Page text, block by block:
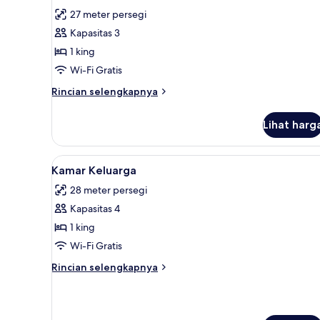
Kamar,
Tempat
Tidur
King,
akses
(Mobility
&
Hearing)
ulasan)
27 meter persegi
Kapasitas 3
1 king
Wi-Fi Gratis
Rincian selengkapnya
Rincian
Kamar,
Tempat
King,
akses
bathtub
(Mobility
Hearing)
Lihat
Lihat
semua
foto
untuk
Kamar
Keluarga
Kamar Keluarga | Seprai
5
Kamar Keluarga
28 meter persegi
Kapasitas 4
1 king
Wi-Fi Gratis
Rincian selengkapnya
Rincian